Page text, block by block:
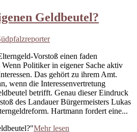
Geldbeutel?
Vorstoß einen faden
Politiker in eigener Sache aktiv
Das gehört zu ihrem Amt.
wenn die Interessenvertretung
betrifft. Genau dieser Eindruck
des Landauer Bürgermeisters Lukas
Hartmann fordert eine...
Mehr lesen